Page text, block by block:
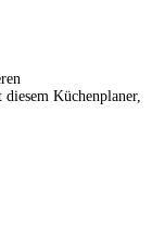
Küchenplaner,